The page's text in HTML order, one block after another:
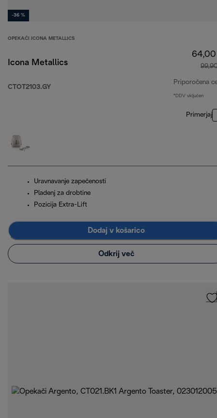
-36 %
OPEKAČI ICONA METALLICS
Icona Metallics
CTOT2103.GY
Priporočena
*DDV vključen
Primerjaj
Uravnavanje zapečenosti
Pladenj za drobtine
Pozicija Extra-Lift
Dodaj v košarico
Odkrij več